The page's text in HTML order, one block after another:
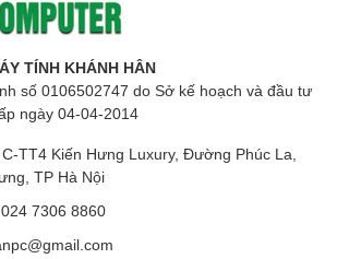
TÍNH KHÁNH HÂN
số 0106502747 do Sở kế hoạch và đầu tư
ngày 04-04-2014
TT4 Kiến Hưng Luxury, Đường Phúc La,
TP Hà Nội
024 7306 8860